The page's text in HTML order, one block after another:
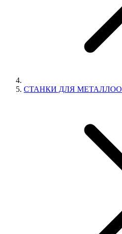
СТАНКИ ДЛЯ